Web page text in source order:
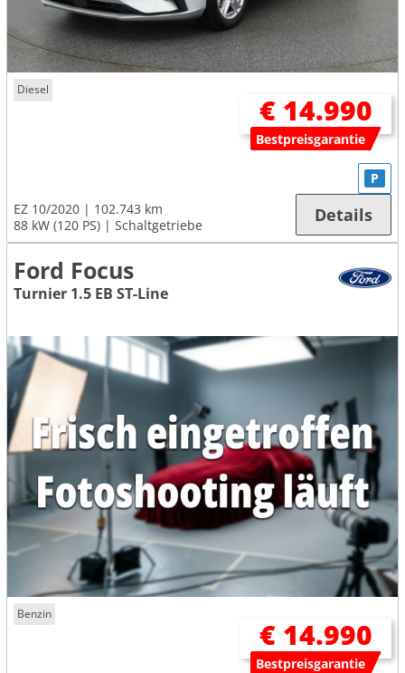
Diesel
€ 14.990
Bestpreisgarantie
EZ 10/2020
102.743 km
88 kW (120 PS)
Schaltgetriebe
P
Details
Ford Focus
Turnier 1.5 EB ST-Line
Benzin
€ 14.990
Bestpreisgarantie